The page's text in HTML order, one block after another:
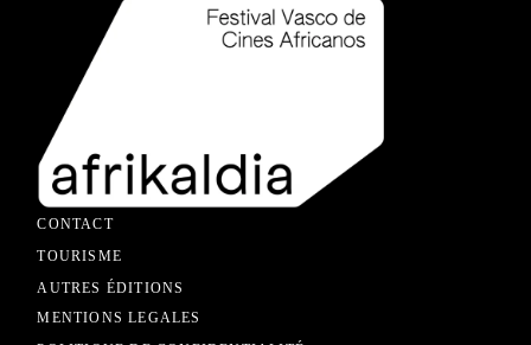
CONTACT
TOURISME
AUTRES ÉDITIONS
MENTIONS LEGALES